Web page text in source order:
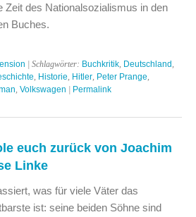
Zeit des Nationalsozialismus in den
Buches.
| Schlagwörter: Buchkritik Deutschland
Historie Hitler Peter Prange
Volkswagen | Permalink
euch zurück von Joachim
Linke
was für viele Väter das
ist: seine beiden Söhne sind